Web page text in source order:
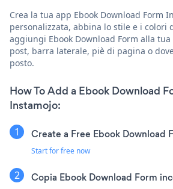
Crea la tua app Ebook Download Form
personalizzata, abbina lo stile e i colori
aggiungi Ebook Download Form alla
post, barra laterale, piè di pagina o
posto.
How To Add a Ebook Download
Instamojo:
Create a Free Ebook Download
Start for free now
Copia Ebook Download Form